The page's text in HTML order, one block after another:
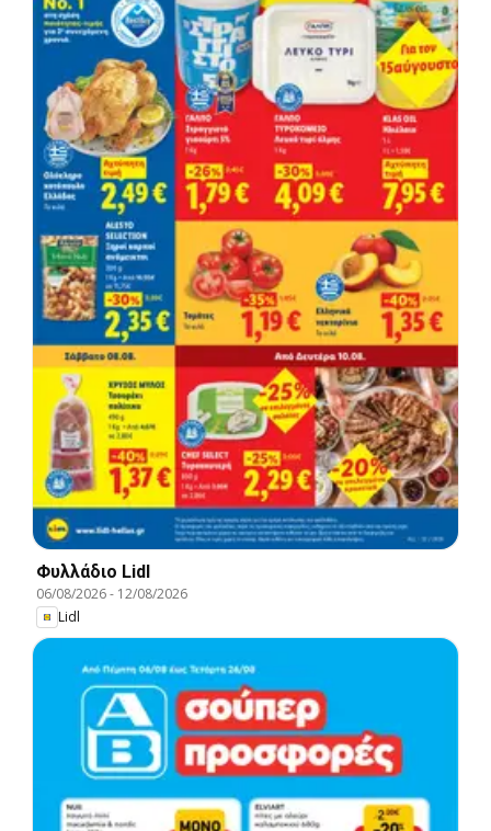
Φυλλάδιο Lidl
06/08/2026- 12/08/2026
Lidl